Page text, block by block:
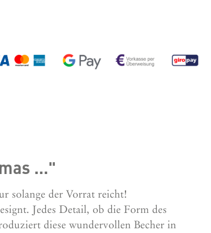
..."
solange der Vorrat reicht!
Jedes Detail, ob die Form des
diese wundervollen Becher in